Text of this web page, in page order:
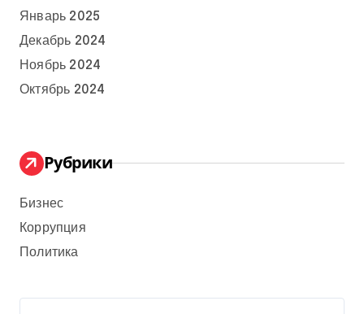
Январь 2025
Декабрь 2024
Ноябрь 2024
Октябрь 2024
Рубрики
Бизнес
Коррупция
Политика